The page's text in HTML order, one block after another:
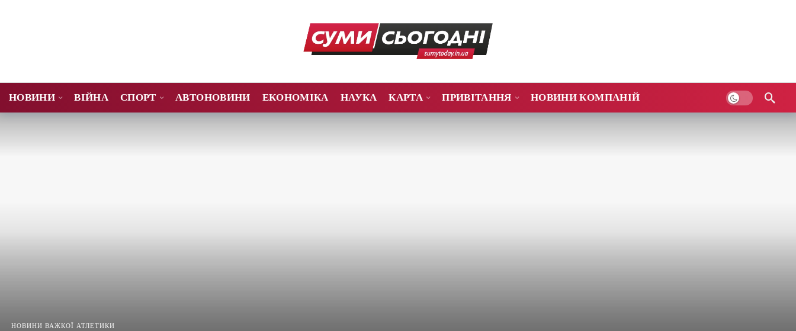
НОВИНИ ВІЙНА СПОРТ АВТОНОВИНИ ЕКОНОМІКА НАУКА КАРТА ПРИВІТАННЯ НОВИНИ КОМПАНІЙ
НОВИНИ ВАЖКОЇ АТЛЕТИКИ